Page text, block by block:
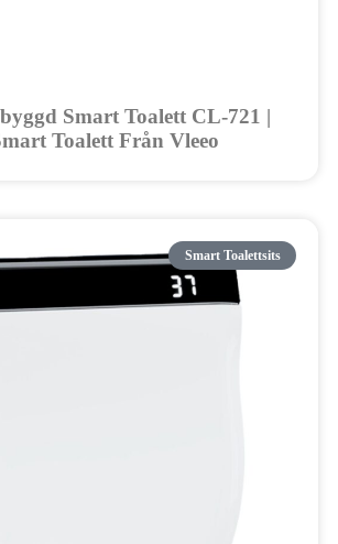
Smart Toalett CL-721 |
Toalett Från Vleeo
Smart Toalettsits